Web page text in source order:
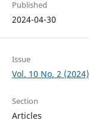
Published
2024-04-30
Issue
Vol. 10 No. 2 (2024)
Section
Articles